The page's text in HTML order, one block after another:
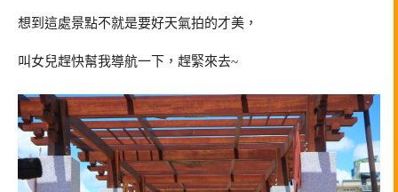
想到這處景點不就是要好天氣拍的才美，
叫女兒趕快幫我導航一下，趕緊來去~